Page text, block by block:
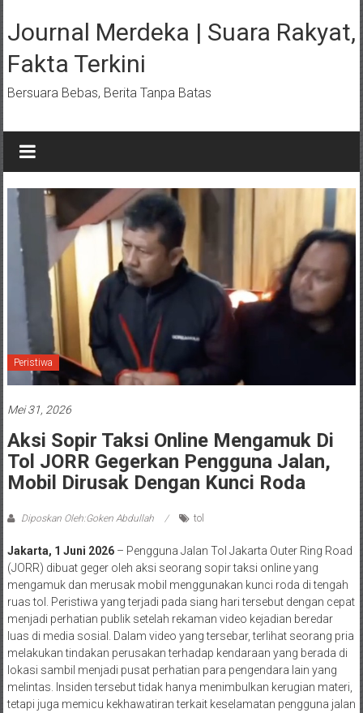
konten
Journal Merdeka | Suara Rakyat,
Fakta Terkini
Bersuara Bebas, Berita Tanpa Batas
Peristiwa
Mei 31, 2026
Aksi Sopir Taksi Online Mengamuk Di
Tol JORR Gegerkan Pengguna Jalan,
Mobil Dirusak Dengan Kunci Roda
Diposkan Oleh:Goken Abdullah tol
Jakarta, 1 Juni 2026– Pengguna Jalan Tol Jakarta Outer Ring Road
(JORR) dibuat geger oleh aksi seorang sopir taksi online yang
mengamuk dan merusak mobil menggunakan kunci roda di tengah
ruas tol. Peristiwa yang terjadi pada siang hari tersebut dengan cepat
menjadi perhatian publik setelah rekaman video kejadian beredar
luas di media sosial. Dalam video yang tersebar, terlihat seorang pria
melakukan tindakan perusakan terhadap kendaraan yang berada di
lokasi sambil menjadi pusat perhatian para pengendara lain yang
melintas. Insiden tersebut tidak hanya menimbulkan kerugian materi,
tetapi juga memicu kekhawatiran terkait keselamatan pengguna jalan